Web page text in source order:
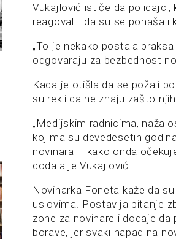
Vukajlović ističe da policajci,
reagovali i da su se
„To je nekako postala
odgovaraju za bezbednost
Kada je otišla da se požali
su rekli da ne znaju zašto
„Medijskim radnicima,
kojima su devedesetih
novinara – kako onda
dodala je Vukajlović.
Novinarka Foneta kaže da
uslovima. Postavlja pitanje
zone za novinare i dodaje
borave, jer svaki napad na